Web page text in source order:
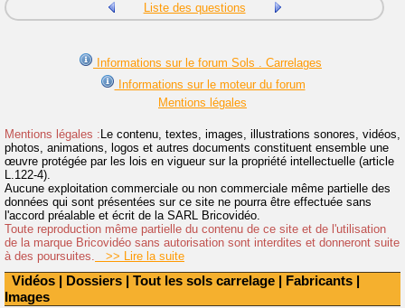
Vidéos | Dossiers | Tout les sols carrelage | Fabricants |
Images
Liste des questions
Informations sur le forum Sols . Carrelages
Informations sur le moteur du forum
Mentions légales
Mentions légales : Le contenu, textes, images, illustrations sonores, vidéos,
photos, animations, logos et autres documents constituent ensemble une
œuvre protégée par les lois en vigueur sur la propriété intellectuelle (article
L.122-4).
Aucune exploitation commerciale ou non commerciale même partielle des
données qui sont présentées sur ce site ne pourra être effectuée sans
l'accord préalable et écrit de la SARL Bricovidéo.
Toute reproduction même partielle du contenu de ce site et de l'utilisation
de la marque Bricovidéo sans autorisation sont interdites et donneront suite
à des poursuites. >> Lire la suite